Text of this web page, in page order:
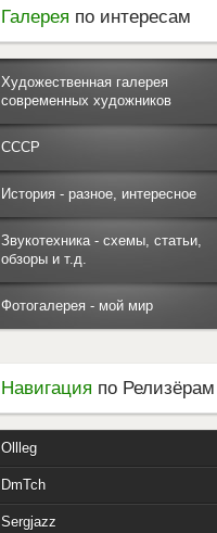
Галерея по интересам
Художественная галерея
современных художников
СССР
История - разное, интересное
Звукотехника - схемы, статьи,
обзоры и т.д.
Фотогалерея - мой мир
Навигация по Релизёрам
Ollleg
DmTch
Sergjazz